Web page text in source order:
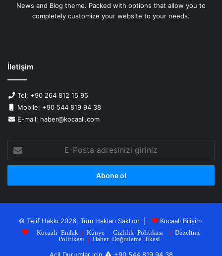
News and Blog theme. Packed with options that allow you to
completely customize your website to your needs.
İletişim
Tel: +90 264 812 15 95
Mobile: +90 544 819 94 38
E-mail: haber@kocaali.com
Posta
adresinizi
© Telif Hakkı 2026, Tüm Hakları Saklıdır | Kocaali Bilişim
| Kocaali Emlak | Künye| Gizlilik Politikası | Düzeltme
Politikası | Haber Doğrulama Ilkesi